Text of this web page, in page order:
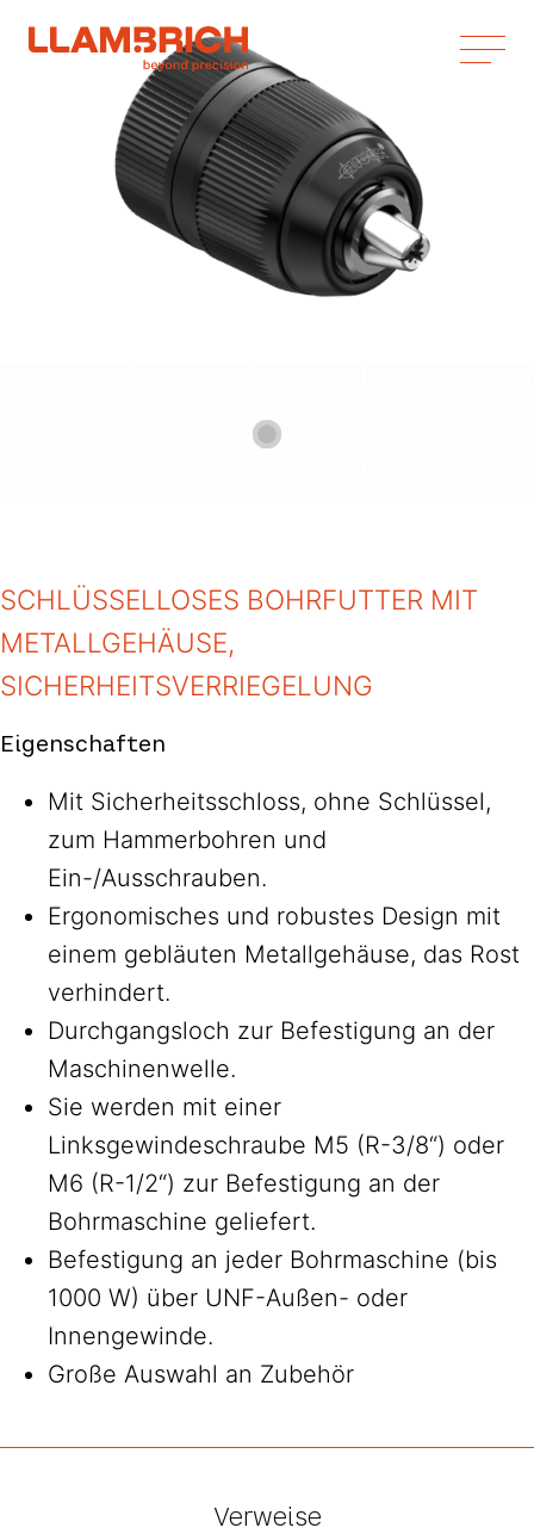
SCHLÜSSELLOSES BOHRFUTTER MIT
METALLGEHÄUSE,
SICHERHEITSVERRIEGELUNG
Eigenschaften
Mit Sicherheitsschloss, ohne Schlüssel,
zum Hammerbohren und
Ein-/Ausschrauben.
Ergonomisches und robustes Design mit
einem gebläuten Metallgehäuse, das Rost
verhindert.
Durchgangsloch zur Befestigung an der
Maschinenwelle.
Sie werden mit einer
Linksgewindeschraube M5 (R-3/8“) oder
M6 (R-1/2“) zur Befestigung an der
Bohrmaschine geliefert.
Befestigung an jeder Bohrmaschine (bis
1000 W) über UNF-Außen- oder
Innengewinde.
Große Auswahl an Zubehör
Verweise